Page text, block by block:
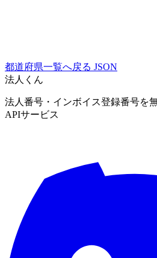
都道府県一覧へ戻る JSON
法人くん
法人番号・インボイス登録番号を
APIサービス